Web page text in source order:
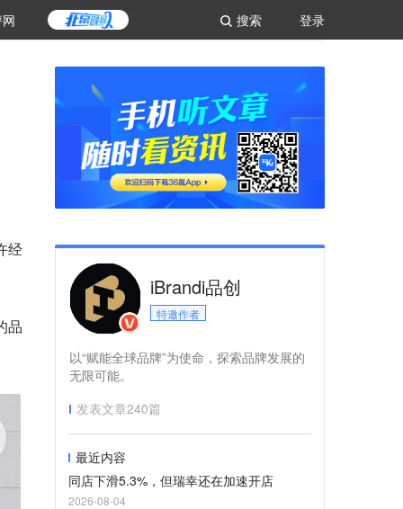
登录
搜索
经
品
iBrandi品创
特邀作者
以“赋能全球品牌”为使命，探索品牌发展的
无限可能。
发表文章240篇
最近内容
同店下滑5.3%，但瑞幸还在加速开店
2026-08-04